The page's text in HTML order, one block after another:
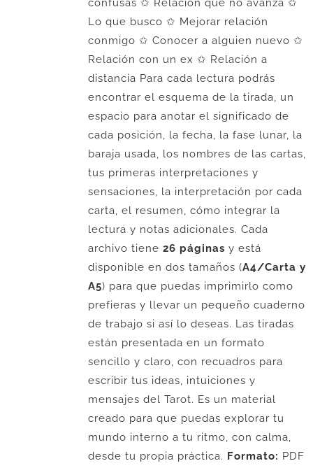
confusas ✩ Relación que no avanza ✩
Lo que busco ✩ Mejorar relación
conmigo ✩ Conocer a alguien nuevo ✩
Relación con un ex ✩ Relación a
distancia Para cada lectura podrás
encontrar el esquema de la tirada, un
espacio para anotar el significado de
cada posición, la fecha, la fase lunar, la
baraja usada, los nombres de las cartas,
tus primeras interpretaciones y
sensaciones, la interpretación por cada
carta, el resumen, cómo integrar la
lectura y notas adicionales. Cada
archivo tiene 26 páginas y está
disponible en dos tamaños (A4/Carta y
A5) para que puedas imprimirlo como
prefieras y llevar un pequeño cuaderno
de trabajo si así lo deseas. Las tiradas
están presentada en un formato
sencillo y claro, con recuadros para
escribir tus ideas, intuiciones y
mensajes del Tarot. Es un material
creado para que puedas explorar tu
mundo interno a tu ritmo, con calma,
desde tu propia práctica. Formato: PDF